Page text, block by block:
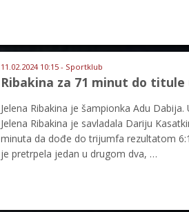
11.02.2024 10:15 - Sportklub
Ribakina za 71 minut do titule
Jelena Ribakina je šampionka Adu
Jelena Ribakina je savladala Dariju
minuta da dođe do trijumfa rezultatom
je pretrpela jedan u drugom dva, …